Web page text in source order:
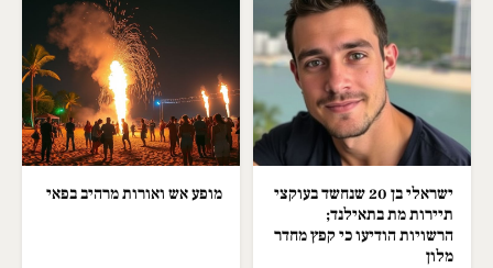
ישראלי בן 20 שנחשד בעוקצי
תיירות מת בתאילנד;
הרשויות הודיעו כי קפץ מחדר
מלון
מופע אש ואורות מרהיב בפאי